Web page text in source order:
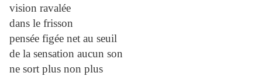
vision ravalée
dans le frisson
pensée figée net au seuil
de la sensation aucun son
ne sort plus non plus